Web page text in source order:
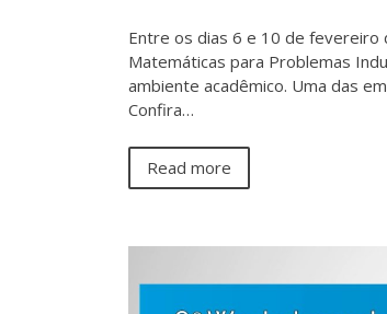
Entre os dias 6 e 10 de fevereiro
Matemáticas para Problemas
ambiente acadêmico. Uma das
Confira…
Read more